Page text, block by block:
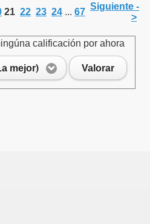
21 22 23 24 ... 67
Siguiente -
>
calificación por ahora
mejor) Valorar